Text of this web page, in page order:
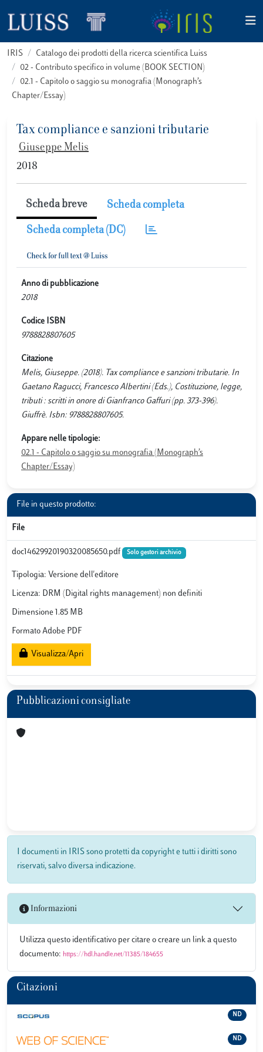
IRIS
Catalogo dei prodotti della ricerca scientifica Luiss
02 - Contributo specifico in volume (BOOK SECTION)
02.1 - Capitolo o saggio su monografia (Monograph’s
Chapter/Essay)
Tax compliance e sanzioni tributarie
Giuseppe Melis
2018
Scheda breve Scheda completa
Scheda completa (DC)
Anno di pubblicazione
2018
Codice ISBN
9788828807605
Citazione
Melis, Giuseppe. (2018). Tax compliance e sanzioni tributarie. In
Gaetano Ragucci, Francesco Albertini (Eds.), Costituzione, legge,
tributi : scritti in onore di Gianfranco Gaffuri (pp. 373-396).
Giuffrè. Isbn: 9788828807605.
Appare nelle tipologie:
02.1 - Capitolo o saggio su monografia (Monograph’s
Chapter/Essay)
File in questo prodotto:
File
doc14629920190320085650.pdf Solo gestori archivio
Tipologia: Versione dell'editore
Licenza: DRM (Digital rights management) non definiti
Dimensione 1.85 MB
Formato Adobe PDF
Visualizza/Apri
Pubblicazioni consigliate
I documenti in IRIS sono protetti da copyright e tutti i diritti sono
riservati, salvo diversa indicazione.
Informazioni
Utilizza questo identificativo per citare o creare un link a questo
documento: https://hdl.handle.net/11385/184655
Citazioni
ND
ND